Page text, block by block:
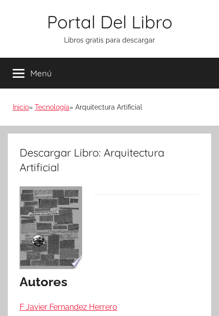
Portal Del Libro
Libros gratis para descargar
Menú
Inicio Tecnología Arquitectura Artificial
Descargar Libro: Arquitectura
Artificial
Autores
F Javier Fernandez Herrero